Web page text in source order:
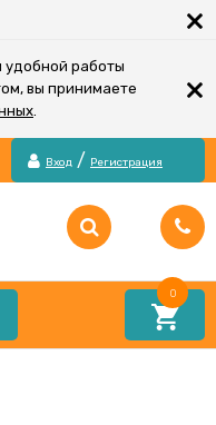
×
удобной работы
вы принимаете
.
×
Вход / Регистрация
0